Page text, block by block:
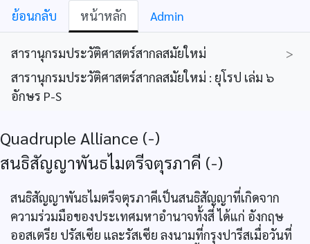
ย้อนกลับ หน้าหลัก Admin
สารานุกรมประวัติศาสตร์สากลสมัยใหม่
>
สารานุกรมประวัติศาสตร์สากลสมัยใหม่ : ยุโรป เล่ม ๖
อักษร P-S
Quadruple Alliance (-)
สนธิสัญญาพันธไมตรีจตุรภาคี (-)
สนธิสัญญาพันธไมตรีจตุรภาคีเป็นสนธิสัญญาที่เกิดจาก
ความร่วมมือของประเทศมหาอำนาจทั้งสี่ ได้แก่ อังกฤษ
ออสเตรีย ปรัสเซีย และรัสเซีย ลงนามที่กรุงปารีสเมื่อวันที่